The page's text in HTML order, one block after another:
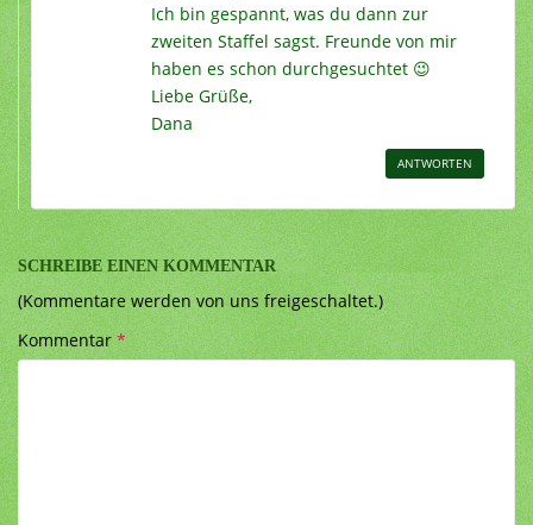
Ich bin gespannt, was du dann zur
zweiten Staffel sagst. Freunde von mir
haben es schon durchgesuchtet 😉
Liebe Grüße,
Dana
ANTWORTEN
SCHREIBE EINEN KOMMENTAR
(Kommentare werden von uns freigeschaltet.)
Kommentar*